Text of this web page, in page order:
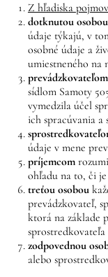
Z hľadiska pojmov
dotknutou osobou
údaje týkajú, v
osobné údaje a
umiestneného na
prevádzkovateľom
sídlom Samoty
vymedzila účel
ich spracúvania a
údaje v mene
príjemcom
ohľadu na to, či
treťou osobou
prevádzkovateľ,
ktorá na základe
sprostredkovateľa
zodpovednou
alebo